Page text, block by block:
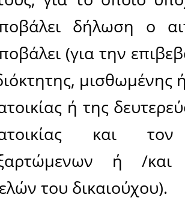
ή / και
τους.